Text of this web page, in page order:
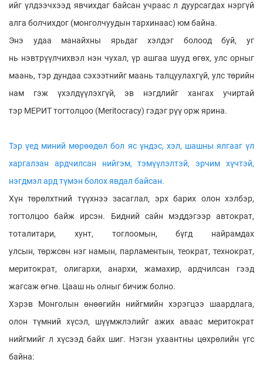
ийг үлдээчхээд явчихдаг байсан учраас л дуурсагдах нэргүй
алга болчихдог (монголчуудын тархинаас) юм байна.
Энэ удаа манайхны ярьдаг хэлдэг болоод буй, уг
нь нэвтрүүлчихвэл нэн чухал, үр ашгаа шууд өгөх, улс орныг
маань, тэр дундаа сэхээтнийг маань талцуулахгүй, улс төрийн
нам гэж үхэлдүүлэхгүй, эв нэгдлийг хангах учиртай
тэр МЕРИТ тогтолцоо (Meritocracy) гэдэг рүү орж ярина.
Тэр үед миний мөрөөдөл бол яс үндэс, хэл, шашны ялгааг үл
харгалзан ардчилсан нийгэм, тэмүүлэлтэй, эрчим хүчтэй,
нэгдмэл ард түмэн болох явдал байсан.
Хүн төрөлхтний түүхнээ засаглал, эрх барих олон хэлбэр,
тогтолцоо байж ирсэн. Бидний сайн мэддэгээр автократ,
тоталитари, хунт, тоглоомын, бүгд найрамдах
улсын, төржсөн нэг намын, парламентын, теократ, технократ,
меритократ, олигархи, анархи, жамахир, ардчилсан гээд
жагсаж өгнө. Цааш нь олныг бичиж болно.
Хэрэв Монголын өнөөгийн нийгмийн хэрэгцээ шаардлага,
олон түмний хүсэл, шүүмжлэлийг ажих аваас меритократ
нийгмийг л хүсээд байх шиг. Нэгэн ухаантны цөхрөлийн үгс
байна: